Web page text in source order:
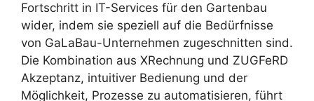
Fortschritt in IT-Services für den Gartenbau
wider, indem sie speziell auf die Bedürfnisse
von GaLaBau-Unternehmen zugeschnitten sind.
Die Kombination aus XRechnung und ZUGFeRD
Akzeptanz, intuitiver Bedienung und der
Möglichkeit, Prozesse zu automatisieren, führt